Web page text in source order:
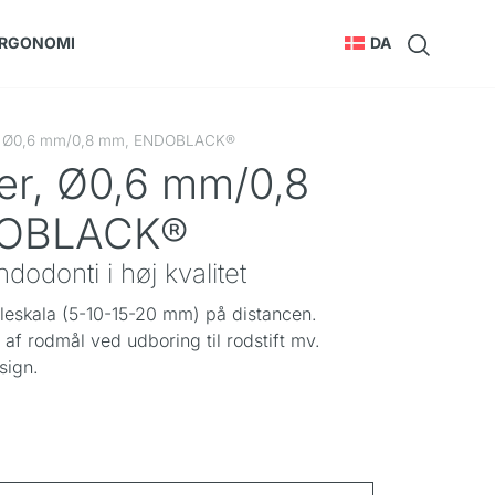
DA
mm/0,8 mm, ENDOBLACK®
Ø0,6 mm/0,8
i høj kvalitet
(5-10-15-20 mm) på distancen.
rodmål ved udboring til rodstift mv.